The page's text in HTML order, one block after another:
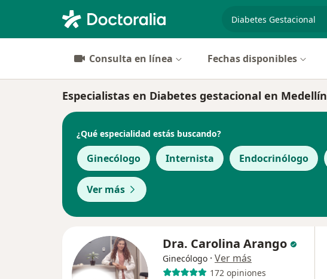
Consulta en línea Fechas disponibles
Especialistas en Diabetes gestacional en Medellín
¿Qué especialidad estás buscando?
Ginecólogo Internista Endocrinólogo
Ver más
Dra. Carolina Arango
Ginecólogo · Ver más
172 opiniones